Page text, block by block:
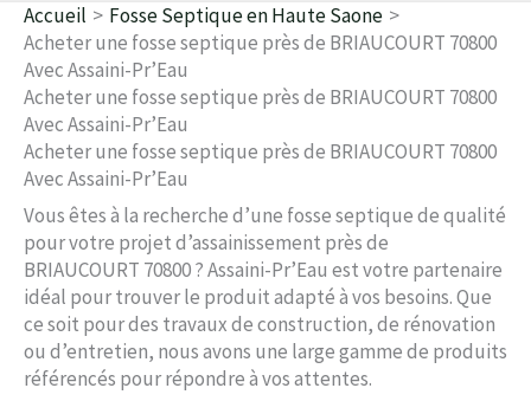
Accueil
Fosse Septique en Haute Saone
Acheter une fosse septique près de BRIAUCOURT 70800
Avec Assaini-Pr’Eau
Acheter une fosse septique près de BRIAUCOURT 70800
Avec Assaini-Pr’Eau
Acheter une fosse septique près de BRIAUCOURT 70800
Avec Assaini-Pr’Eau
Vous êtes à la recherche d’une fosse septique de qualité
pour votre projet d’assainissement près de
BRIAUCOURT 70800 ? Assaini-Pr’Eau est votre partenaire
idéal pour trouver le produit adapté à vos besoins. Que
ce soit pour des travaux de construction, de rénovation
ou d’entretien, nous avons une large gamme de produits
référencés pour répondre à vos attentes.